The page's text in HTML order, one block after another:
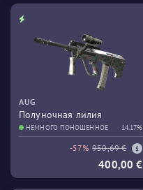
AUG
Полуночная лилия
НЕМНОГО ПОНОШЕННОЕ 14.17%
-57% 950,69 €
400,00 €